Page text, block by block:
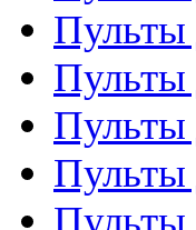
Пульты
Пульты
Пульты
Пульты
Пульты